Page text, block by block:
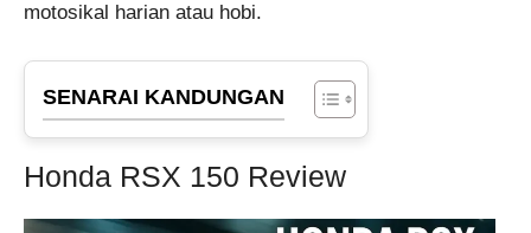
motosikal harian atau hobi.
SENARAI KANDUNGAN
Honda RSX 150 Review